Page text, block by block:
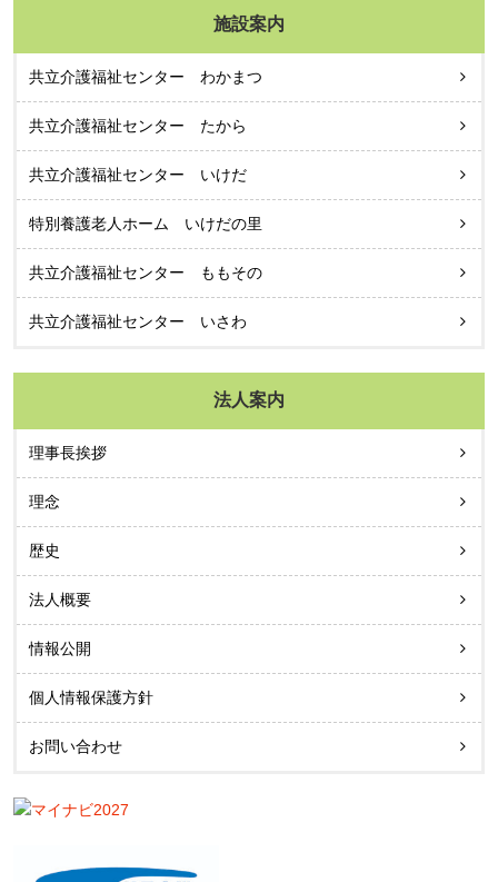
施設案内
共立介護福祉センター わかまつ
共立介護福祉センター たから
共立介護福祉センター いけだ
特別養護老人ホーム いけだの里
共立介護福祉センター ももその
共立介護福祉センター いさわ
法人案内
理事長挨拶
理念
歴史
法人概要
情報公開
個人情報保護方針
お問い合わせ